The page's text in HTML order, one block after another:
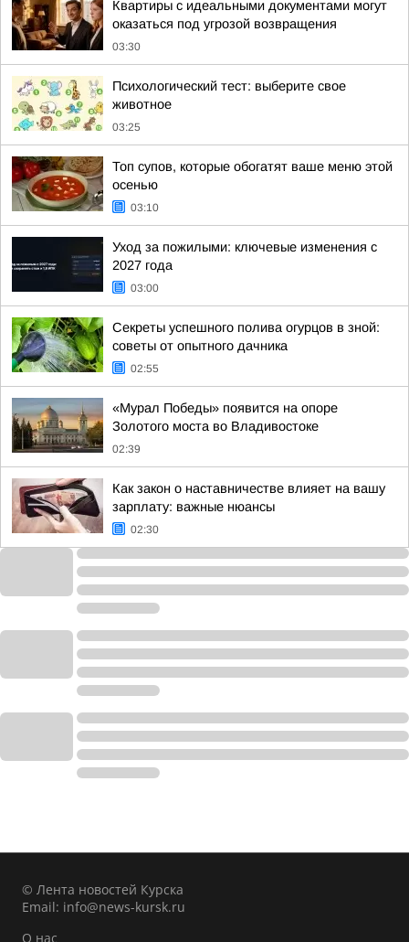
Квартиры с идеальными документами могут
оказаться под угрозой возвращения
03:30
Психологический тест: выберите свое
животное
03:25
Топ супов, которые обогатят ваше меню этой
осенью
03:10
Уход за пожилыми: ключевые изменения с
2027 года
03:00
Секреты успешного полива огурцов в зной:
советы от опытного дачника
02:55
«Мурал Победы» появится на опоре
Золотого моста во Владивостоке
02:39
Как закон о наставничестве влияет на вашу
зарплату: важные нюансы
02:30
© Лента новостей Курска
Email: info@news-kursk.ru
О нас